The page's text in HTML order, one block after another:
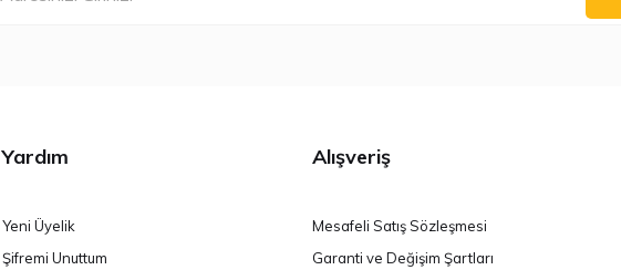
Yardım
Yeni Üyelik
Şifremi Unuttum
Alışveriş
Mesafeli Satış Sözleşmesi
Garanti ve Değişim Şartları